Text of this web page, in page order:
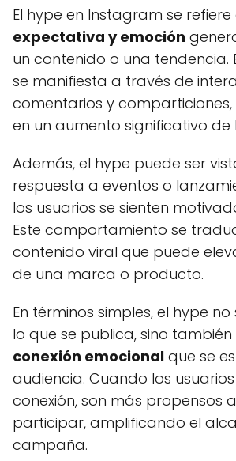
El hype en Instagram se refiere
expectativa y emoción
un contenido o una tendencia.
se manifiesta a través de
comentarios y comparticiones,
en un aumento significativo de
Además, el hype puede ser
respuesta a eventos o
los usuarios se sienten
Este comportamiento se
contenido viral que puede
de una marca o producto.
En términos simples, el hype
lo que se publica, sino
conexión emocional que se
audiencia. Cuando los
conexión, son más propensos
participar, amplificando el
campaña.